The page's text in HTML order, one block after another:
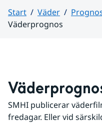
Start Väder
Väderprognos
SMHI publicerar
fredagar. Eller vid